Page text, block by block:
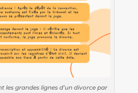
les grandes lignes d’un divorce par